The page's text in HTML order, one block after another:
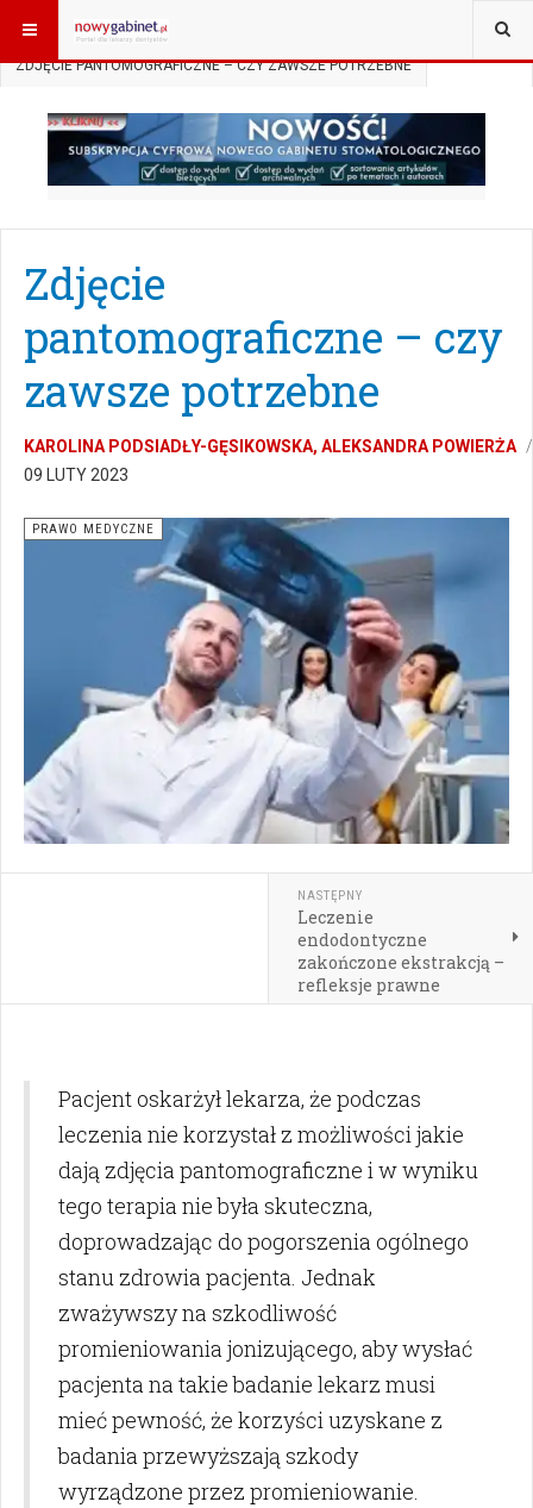
JESTEŚ TUTAJ: START
ZDJĘCIE PANTOMOGRAFICZNE – CZY ZAWSZE POTRZEBNE
Zdjęcie
pantomograficzne – czy
zawsze potrzebne
KAROLINA PODSIADŁY-GĘSIKOWSKA, ALEKSANDRA POWIERŻA
09 LUTY 2023
PRAWO MEDYCZNE
NASTĘPNY
Leczenie
endodontyczne
zakończone ekstrakcją –
refleksje prawne
Pacjent oskarżył lekarza, że podczas
leczenia nie korzystał z możliwości jakie
dają zdjęcia pantomograficzne i w wyniku
tego terapia nie była skuteczna,
doprowadzając do pogorszenia ogólnego
stanu zdrowia pacjenta. Jednak
zważywszy na szkodliwość
promieniowania jonizującego, aby wysłać
pacjenta na takie badanie lekarz musi
mieć pewność, że korzyści uzyskane z
badania przewyższają szkody
wyrządzone przez promieniowanie.